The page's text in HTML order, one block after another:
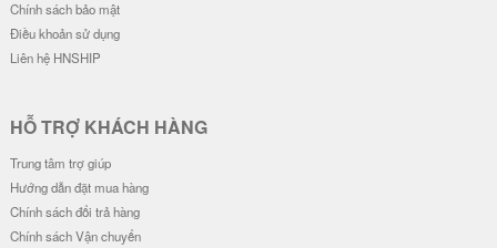
Chính sách bảo mật
Điều khoản sử dụng
Liên hệ HNSHIP
HỖ TRỢ KHÁCH HÀNG
Trung tâm trợ giúp
Hướng dẫn đặt mua hàng
Chính sách đổi trả hàng
Chính sách Vận chuyển